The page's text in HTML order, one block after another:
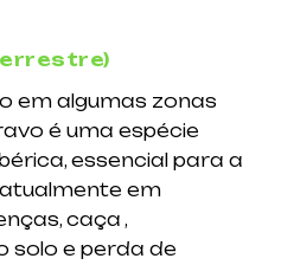
em algumas zonas
é uma espécie
essencial para a
em
caça ,
solo e perda de